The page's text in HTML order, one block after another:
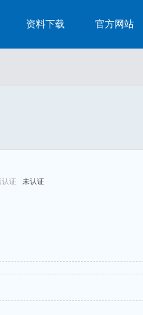
资料下载 官方网站
认证 未认证